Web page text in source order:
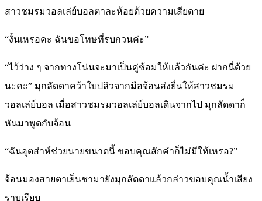
สาวชมรมวอลเล่ย์บอลตาละห้อยด้วยความเสียดาย
“งั้นเหรอคะ ฉันขอโทษที่รบกวนค่ะ”
“ไว้ว่าง ๆ จากทางโน่นจะมาเป็นคู่ซ้อมให้แล้วกันค่ะ ฝากนี่ด้วย
นะคะ” มุกลัดดาคว้าใบปลิวจากมือจ้อนส่งยื่นให้สาวชมรม
วอลเล่ย์บอล เมื่อสาวชมรมวอลเล่ย์บอลเดินจากไป มุกลัดดาก็
หันมาพูดกับจ้อน
“ฉันอุตส่าห์ช่วยนายขนาดนี้ ขอบคุณสักคำก็ไม่มีให้เหรอ?”
จ้อนมองสายตาเย็นชามายังมุกลัดดาแล้วกล่าวขอบคุณน้ำเสียง
ราบเรียบ